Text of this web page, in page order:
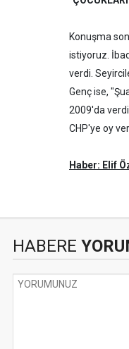
Konuşma
istiyoruz.
verdi.
Genç ise,
2009'da
CHP'ye oy
Haber: Elif
HABERE